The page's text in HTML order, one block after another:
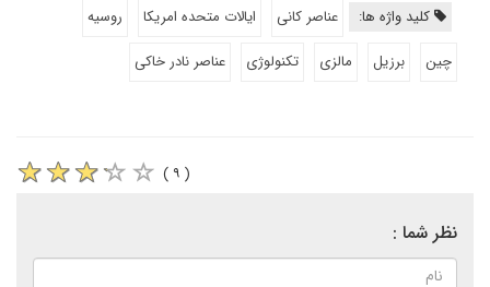
کلید واژه ها: عناصر کانی ایالات متحده امریکا
روسیه
چین
برزیل مالزی تکنولوژی عناصر نادر خاکی
( ۹ )
نظر شما :